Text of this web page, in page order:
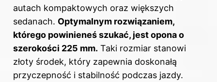
autach kompaktowych oraz większych
sedanach. Optymalnym rozwiązaniem,
którego powinieneś szukać, jest opona o
szerokości 225 mm. Taki rozmiar stanowi
złoty środek, który zapewnia doskonałą
przyczepność i stabilność podczas jazdy.